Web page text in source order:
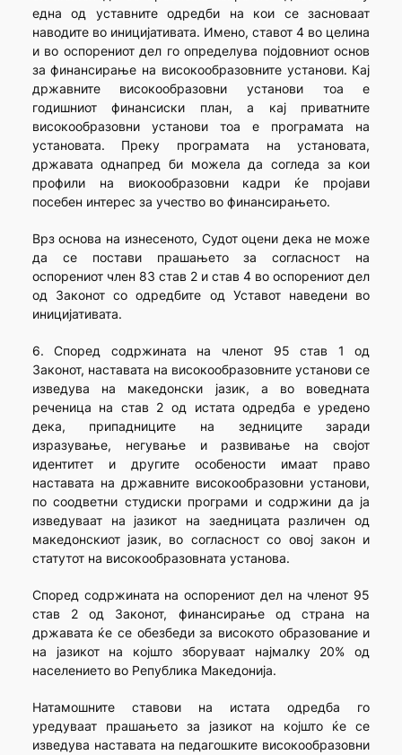
една од уставните одредби на кои се засноваат
наводите во иницијативата. Имено, ставот 4 во целина
и во оспорениот дел го определува појдовниот основ
за финансирање на високообразовните установи. Кај
државните високообразовни установи тоа е
годишниот финансиски план, а кај приватните
високообразовни установи тоа е програмата на
установата. Преку програмата на установата,
државата однапред би можела да согледа за кои
профили на виокообразовни кадри ќе пројави
посебен интерес за учество во финансирањето.
Врз основа на изнесеното, Судот оцени дека не може
да се постави прашањето за согласност на
оспорениот член 83 став 2 и став 4 во оспорениот дел
од Законот со одредбите од Уставот наведени во
иницијативата.
6. Според содржината на членот 95 став 1 од
Законот, наставата на високообразовните установи се
изведува на македонски јазик, а во воведната
реченица на став 2 од истата одредба е уредено
дека, припадниците на зедниците заради
изразување, негување и развивање на својот
идентитет и другите особености имаат право
наставата на државните високообразовни установи,
по соодветни студиски програми и содржини да ја
изведуваат на јазикот на заедницата различен од
македонскиот јазик, во согласност со овој закон и
статутот на високообразовната установа.
Според содржината на оспорениот дел на членот 95
став 2 од Законот, финансирање од страна на
државата ќе се обезбеди за високото образование и
на јазикот на којшто зборуваат најмалку 20% од
населението во Република Македонија.
Натамошните ставови на истата одредба го
уредуваат прашањето за јазикот на којшто ќе се
изведува наставата на педагошките високообразовни